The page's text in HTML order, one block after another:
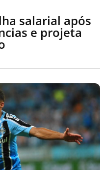
salarial após
e projeta